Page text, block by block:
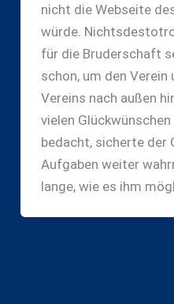
nicht die Webseite
würde.
für die Bruderschaft
schon, um den
Vereins nach außen
vielen
bedacht, sicherte der
Aufgaben weiter
lange, wie es ihm